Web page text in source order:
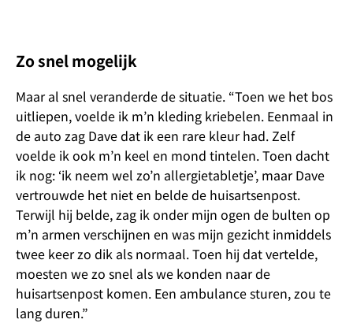
Zo snel mogelijk
Maar al snel veranderde de situatie. “Toen we het bos
uitliepen, voelde ik m’n kleding kriebelen. Eenmaal in
de auto zag Dave dat ik een rare kleur had. Zelf
voelde ik ook m’n keel en mond tintelen. Toen dacht
ik nog: ‘ik neem wel zo’n allergietabletje’, maar Dave
vertrouwde het niet en belde de huisartsenpost.
Terwijl hij belde, zag ik onder mijn ogen de bulten op
m’n armen verschijnen en was mijn gezicht inmiddels
twee keer zo dik als normaal. Toen hij dat vertelde,
moesten we zo snel als we konden naar de
huisartsenpost komen. Een ambulance sturen, zou te
lang duren.”